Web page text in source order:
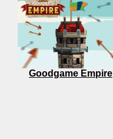
Goodgame Empire